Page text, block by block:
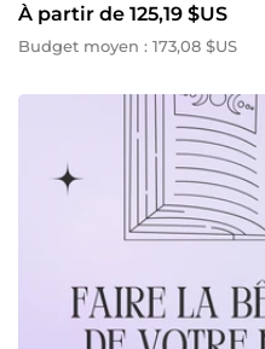
À partir de 125,19 $US
Budget moyen : 173,08 $US